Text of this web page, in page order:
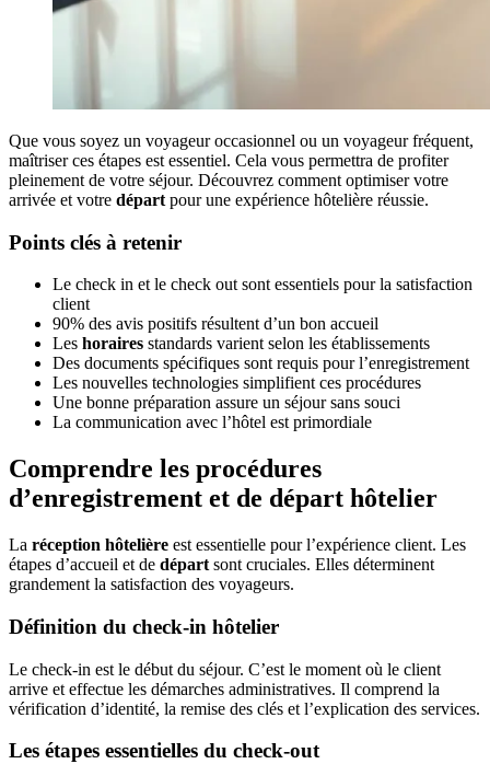
Que vous soyez un voyageur occasionnel ou un voyageur fréquent,
maîtriser ces étapes est essentiel. Cela vous permettra de profiter
pleinement de votre séjour. Découvrez comment optimiser votre
arrivée et votre départ pour une expérience hôtelière réussie.
Points clés à retenir
Le check in et le check out sont essentiels pour la satisfaction
client
90% des avis positifs résultent d’un bon accueil
Les horaires standards varient selon les établissements
Des documents spécifiques sont requis pour l’enregistrement
Les nouvelles technologies simplifient ces procédures
Une bonne préparation assure un séjour sans souci
La communication avec l’hôtel est primordiale
Comprendre les procédures
d’enregistrement et de départ hôtelier
La réception hôtelière est essentielle pour l’expérience client. Les
étapes d’accueil et de départ sont cruciales. Elles déterminent
grandement la satisfaction des voyageurs.
Définition du check-in hôtelier
Le check-in est le début du séjour. C’est le moment où le client
arrive et effectue les démarches administratives. Il comprend la
vérification d’identité, la remise des clés et l’explication des services.
Les étapes essentielles du check-out